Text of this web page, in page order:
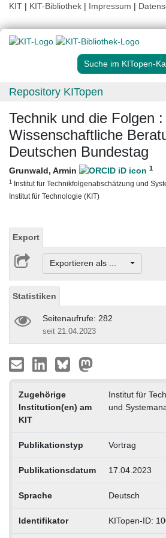
KIT | KIT-Bibliothek | Impressum |
Suche im KITopen-
Repository KITopen
Technik und die Folgen :
Wissenschaftliche
Deutschen Bundestag
Grunwald, Armin 1
1 Institut für Technikfolgenabschätzung und
Institut für Technologie (KIT)
Export
Exportieren als ...
Statistiken
Seitenaufrufe: 282
seit 21.04.2023
Zugehörige
Institution(en) am
KIT
Institut für
und
Publikationstyp Vortrag
Publikationsdatum 17.04.2023
Sprache Deutsch
Identifikator KITopen-ID: